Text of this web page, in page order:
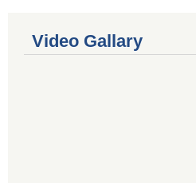
Video Gallary